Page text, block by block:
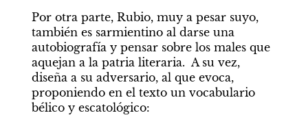
Por otra parte, Rubio, muy a pesar suyo,
también es sarmientino al darse una
autobiografía y pensar sobre los males que
aquejan a la patria literaria.  A su vez,
diseña a su adversario, al que evoca,
proponiendo en el texto un vocabulario
bélico y escatológico: